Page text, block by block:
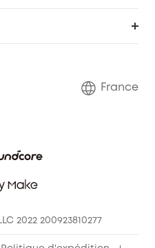
France
2022 200923810277